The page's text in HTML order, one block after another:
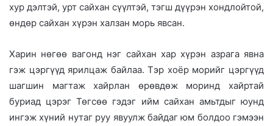
хур дэлтэй, урт сайхан сүүлтэй, тэгш дүүрэн хондлойтой,
өндөр сайхан хүрэн халзан морь явсан.
Харин нөгөө вагонд нэг сайхан хар хүрэн азрага явна
гэж цэргүүд ярилцаж байлаа. Тэр хоёр морийг цэргүүд
шагшин магтаж хайрлан өрөвдөж моринд хайртай
буриад цэрэг Төгсөө гэдэг ийм сайхан амьтдыг юунд
ингэж хүний нутаг руу явуулж байдаг юм болдоо гэмээн